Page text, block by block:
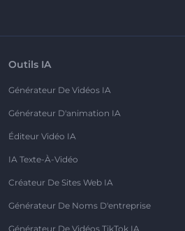
Outils IA
Générateur De Vidéos IA
Générateur D'animation IA
Éditeur Vidéo IA
IA Texte-À-Vidéo
Créateur De Sites Web IA
Générateur De Noms D'entreprise
Générateur De Vidéos TikTok IA